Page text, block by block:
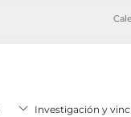
Investigación y